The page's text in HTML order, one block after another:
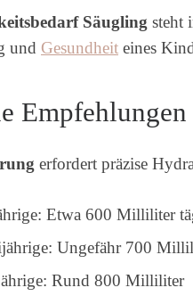
Säugling steht
und Gesundheit eines
erfordert präzise
Etwa 600 Milliliter
Ungefähr 700
Rund 800 Milliliter